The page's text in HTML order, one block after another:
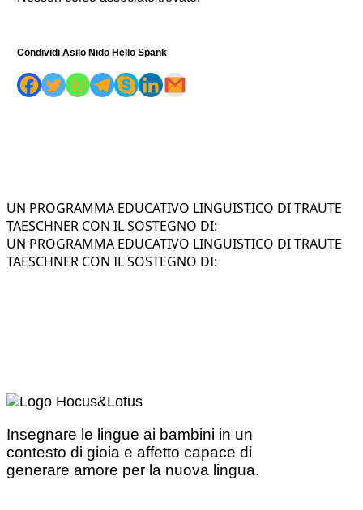
Condividi Asilo Nido Hello Spank
UN PROGRAMMA EDUCATIVO LINGUISTICO DI TRAUTE
TAESCHNER CON IL SOSTEGNO DI:
UN PROGRAMMA EDUCATIVO LINGUISTICO DI TRAUTE
TAESCHNER CON IL SOSTEGNO DI:
Insegnare le lingue ai bambini in un
contesto di gioia e affetto capace di
generare amore per la nuova lingua.